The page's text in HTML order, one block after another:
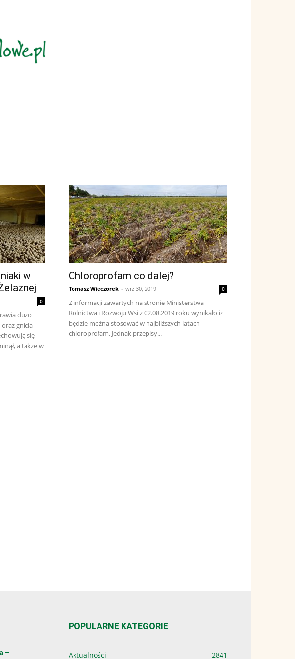
w
0
dużo
gnicia
się
a także w
Chloroprofam co dalej?
Tomasz Wieczorek - wrz 30, 2019 0
Z informacji zawartych na stronie Ministerstwa
Rolnictwa i Rozwoju Wsi z 02.08.2019 roku wynikało iż
będzie można stosować w najbliższych latach
chloroprofam. Jednak przepisy...
–
POPULARNE KATEGORIE
Aktualności 2841